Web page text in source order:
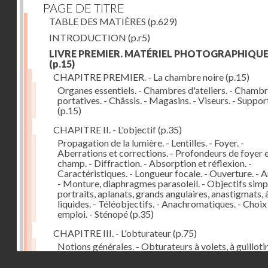
PAGE DE TITRE
TABLE DES MATIÈRES (p.629)
INTRODUCTION (p.r5)
LIVRE PREMIER. MATÉRIEL PHOTOGRAPHIQUE
(p.15)
CHAPITRE PREMIER. - La chambre noire(p.15)
Organes essentiels. - Chambres d'ateliers. -
portatives. - Châssis. - Magasins. - Viseurs. -
(p.15)
CHAPITRE II. - L'objectif(p.35)
Propagation de la lumière. - Lentilles. - Foyer. -
Aberrations et corrections. - Profondeurs de foyer
champ. - Diffraction. - Absorption et réflexion. -
Caractéristiques. - Longueur focale. - Ouverture. -
- Monture, diaphragmes parasoleil. - Objectifs
portraits, aplanats, grands angulaires, anastigmats,
liquides. - Téléobjectifs. - Anachromatiques. -
emploi. - Sténopé(p.35)
CHAPITRE III. - L'obturateur(p.75)
Notions générales. - Obturateurs à volets, à